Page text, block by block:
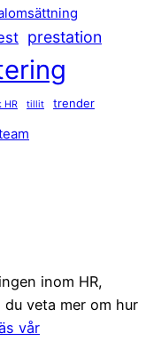
prestation
HR tillit trender
inom HR,
veta mer om hur
vår